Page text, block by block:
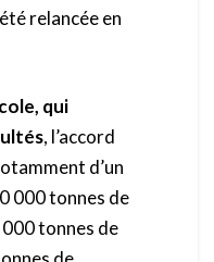
relancée en
qui
, l’accord
d’un
000 tonnes de
tonnes de